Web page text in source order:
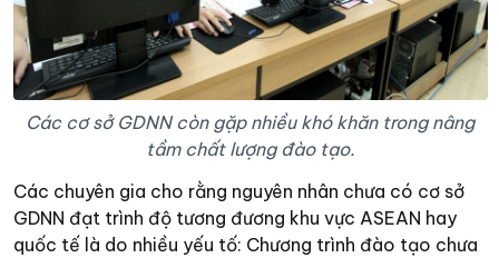
Các cơ sở GDNN còn gặp nhiều khó khăn trong nâng
tầm chất lượng đào tạo.
Các chuyên gia cho rằng nguyên nhân chưa có cơ sở
GDNN đạt trình độ tương đương khu vực ASEAN hay
quốc tế là do nhiều yếu tố: Chương trình đào tạo chưa